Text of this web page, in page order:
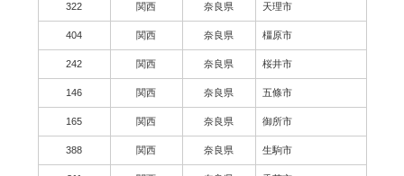
322 関西 奈良県 天理市
404 関西 奈良県 橿原市
242 関西 奈良県 桜井市
146 関西 奈良県 五條市
165 関西 奈良県 御所市
388 関西 奈良県 生駒市